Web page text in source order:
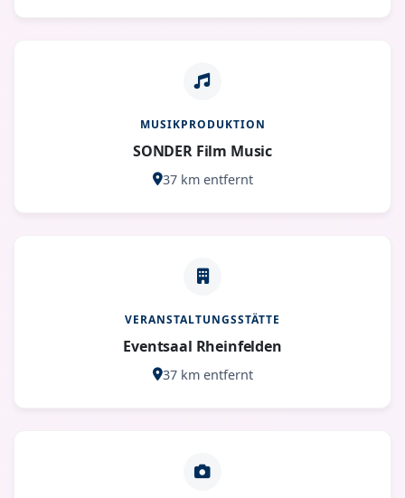
MUSIKPRODUKTION
SONDER Film Music
37 km entfernt
VERANSTALTUNGSSTÄTTE
Eventsaal Rheinfelden
37 km entfernt